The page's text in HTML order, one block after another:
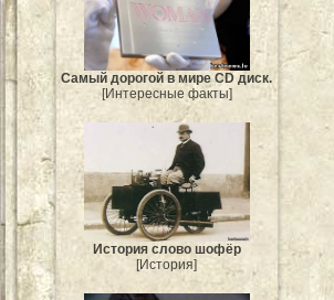
Самый дорогой в мире CD диск.
[Интересные факты]
История слово шофёр
[История]